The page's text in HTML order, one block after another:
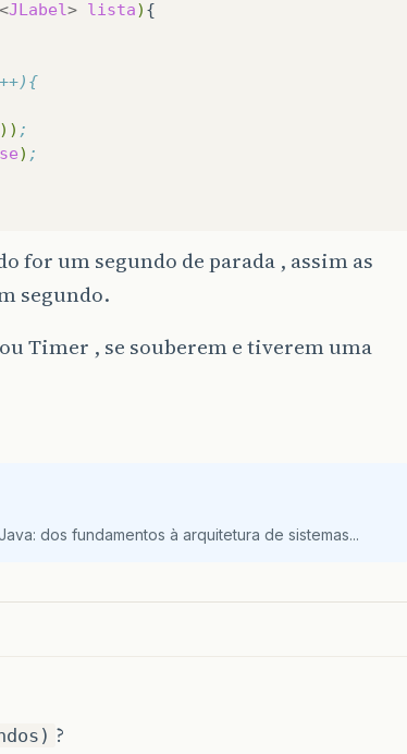
<JLabel > lista) {
)) ;
) ;
for um segundo de parada , assim as
segundo.
Timer , se souberem e tiverem uma
dos fundamentos à arquitetura de sistemas...
?